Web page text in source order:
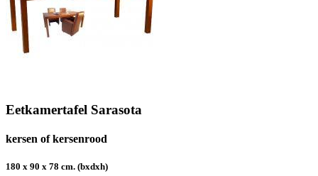
Eetkamertafel Sarasota
kersen of kersenrood
180 x 90 x 78 cm. (bxdxh)